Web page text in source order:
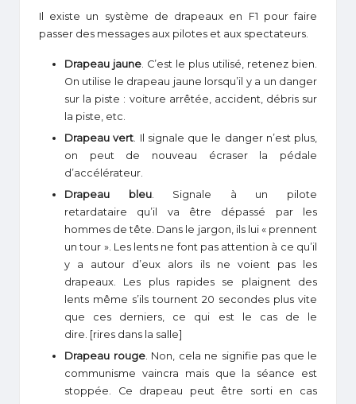
Il existe un système de drapeaux en F1 pour faire
passer des messages aux pilotes et aux spectateurs.
Drapeau jaune. C’est le plus utilisé, retenez bien.
On utilise le drapeau jaune lorsqu’il y a un danger
sur la piste : voiture arrêtée, accident, débris sur
la piste, etc.
Drapeau vert. Il signale que le danger n’est plus,
on peut de nouveau écraser la pédale
d’accélérateur.
Drapeau bleu. Signale à un pilote
retardataire qu’il va être dépassé par les
hommes de tête. Dans le jargon, ils lui « prennent
un tour ». Les lents ne font pas attention à ce qu’il
y a autour d’eux alors ils ne voient pas les
drapeaux. Les plus rapides se plaignent des
lents même s’ils tournent 20 secondes plus vite
que ces derniers, ce qui est le cas de le
dire. [rires dans la salle]
Drapeau rouge. Non, cela ne signifie pas que le
communisme vaincra mais que la séance est
stoppée. Ce drapeau peut être sorti en cas